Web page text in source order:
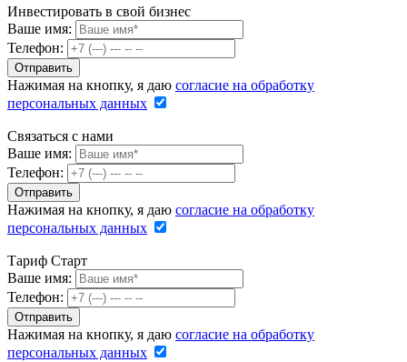
Инвестировать в свой бизнес
Ваше имя:
Телефон:
Нажимая на кнопку, я даю согласие на обработку
персональных данных
Связаться с нами
Ваше имя:
Телефон:
Нажимая на кнопку, я даю согласие на обработку
персональных данных
Тариф Старт
Ваше имя:
Телефон:
Нажимая на кнопку, я даю согласие на обработку
персональных данных